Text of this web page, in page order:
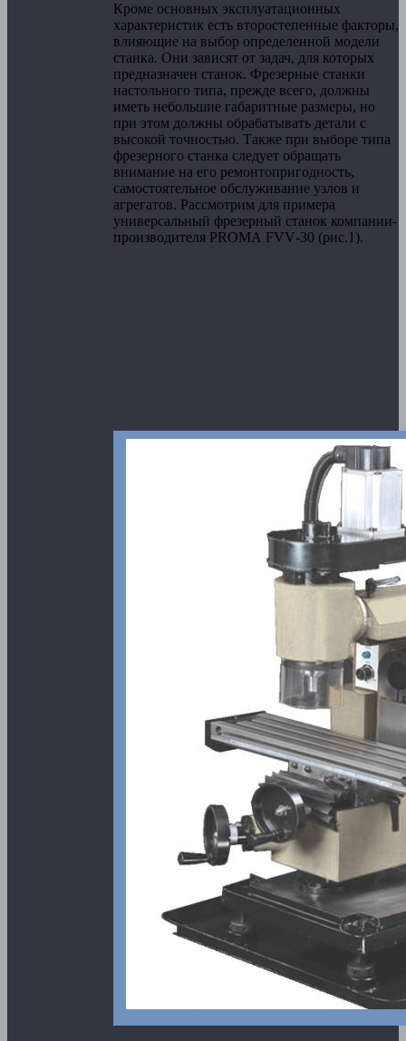
Кроме основных эксплуатационных
характеристик есть второстепенные факторы,
влияющие на выбор определенной модели
станка. Они зависят от задач, для которых
предназначен станок. Фрезерные станки
настольного типа, прежде всего, должны
иметь небольшие габаритные размеры, но
при этом должны обрабатывать детали с
высокой точностью. Также при выборе типа
фрезерного станка следует обращать
внимание на его ремонтопригодность,
самостоятельное обслуживание узлов и
агрегатов. Рассмотрим для примера
универсальный фрезерный станок компании-
производителя PROMA FVV-30 (рис.1).